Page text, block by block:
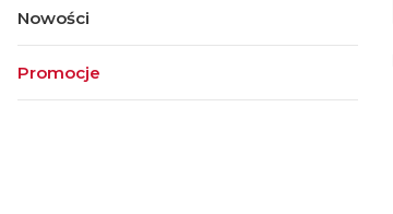
Nowości
Promocje